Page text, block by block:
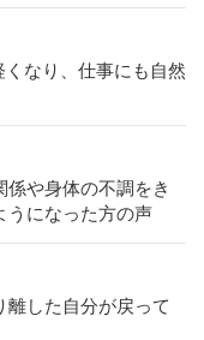
くなり、仕事にも自然
係や身体の不調をき
うになった方の声
離した自分が戻って